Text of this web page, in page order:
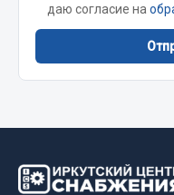
Система охлаждения
даю согласие на